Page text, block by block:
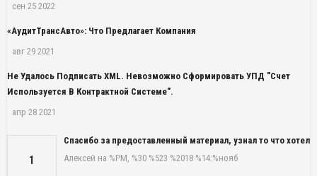
сен 25 2022
«АудитТрансАвто»: Что Предлагает Компания
авг 29 2021
Не Удалось Подписать XML. Невозможно Сформировать УПД "Счет
Используется В Контрактной Системе".
апр 28 2021
1
Спасибо за предоставленный материал, узнал то что хотел
Алексей на %PM, %30 %523 %2018 %14:%нояб